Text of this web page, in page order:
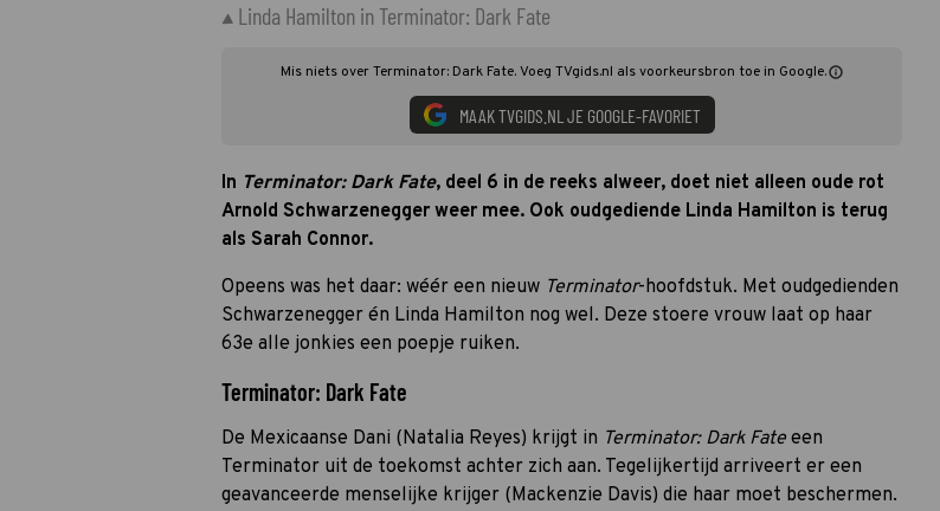
Linda Hamilton in Terminator: Dark Fate
Mis niets over Terminator: Dark Fate. Voeg TVgids.nl als voorkeursbron toe in Google.
MAAK TVGIDS.NL JE GOOGLE-FAVORIET
In Terminator: Dark Fate, deel 6 in de reeks alweer, doet niet alleen oude rot
Arnold Schwarzenegger weer mee. Ook oudgediende Linda Hamilton is terug
als Sarah Connor.
Opeens was het daar: wéér een nieuw Terminator-hoofdstuk. Met oudgedienden
Schwarzen­egger én Linda Hamilton nog wel. Deze stoere vrouw laat op haar
63e alle jonkies een poepje ruiken.
Terminator: Dark Fate
De Mexicaanse Dani (Natalia Reyes) krijgt in Terminator: Dark Fate een
Terminator uit de toekomst achter zich aan. Tegelijkertijd arriveert er een
geavanceerde menselijke krijger (Mackenzie Davis) die haar moet beschermen.